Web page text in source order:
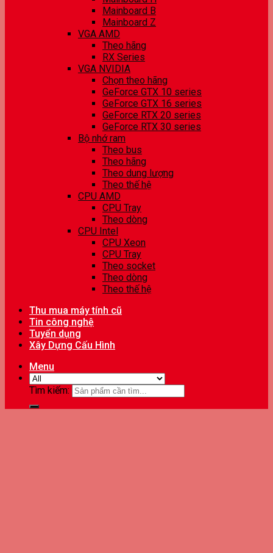
Mainboard B
Mainboard Z
VGA AMD
Theo hãng
RX Series
VGA NVIDIA
Chọn theo hãng
GeForce GTX 10 series
GeForce GTX 16 series
GeForce RTX 20 series
GeForce RTX 30 series
Bộ nhớ ram
Theo bus
Theo hãng
Theo dung lượng
Theo thế hệ
CPU AMD
CPU Tray
Theo dòng
CPU Intel
CPU Xeon
CPU Tray
Theo socket
Theo dòng
Theo thế hệ
Thu mua máy tính cũ
Tin công nghệ
Tuyển dụng
Xây Dựng Cấu Hình
Menu
Tìm kiếm: